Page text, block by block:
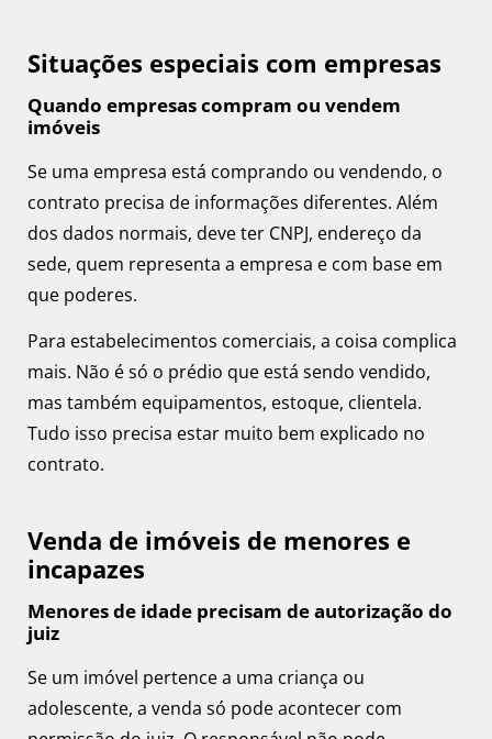
Situações especiais com empresas
Quando empresas compram ou vendem
imóveis
Se uma empresa está comprando ou vendendo, o
contrato precisa de informações diferentes. Além
dos dados normais, deve ter CNPJ, endereço da
sede, quem representa a empresa e com base em
que poderes.
Para estabelecimentos comerciais, a coisa complica
mais. Não é só o prédio que está sendo vendido,
mas também equipamentos, estoque, clientela.
Tudo isso precisa estar muito bem explicado no
contrato.
Venda de imóveis de menores e
incapazes
Menores de idade precisam de autorização do
juiz
Se um imóvel pertence a uma criança ou
adolescente, a venda só pode acontecer com